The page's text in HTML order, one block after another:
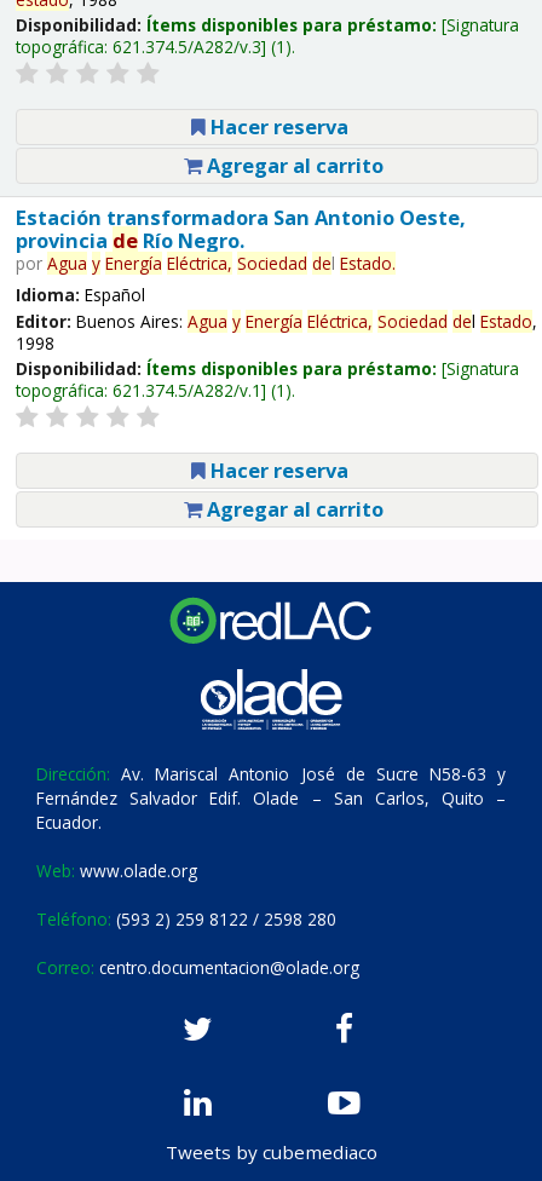
Disponibilidad: Ítems disponibles para préstamo: Signatura
topográfica: 621.374.5/A282/v.3 (1).
Hacer reserva
Agregar al carrito
Estación transformadora San Antonio Oeste,
provincia deRío Negro.
por Agua y Energía Eléctrica, Sociedad del Estado.
Idioma: Español
Editor: Buenos Aires: Agua y Energía Eléctrica, Sociedad del Estado,
1998
Disponibilidad: Ítems disponibles para préstamo: Signatura
topográfica: 621.374.5/A282/v.1 (1).
Hacer reserva
Agregar al carrito
Dirección: Av. Mariscal Antonio José de Sucre N58-63 y
Fernández Salvador Edif. Olade – San Carlos, Quito –
Ecuador.
Web: www.olade.org
Teléfono: (593 2) 259 8122 / 2598 280
Correo: centro.documentacion@olade.org
Tweets by cubemediaco